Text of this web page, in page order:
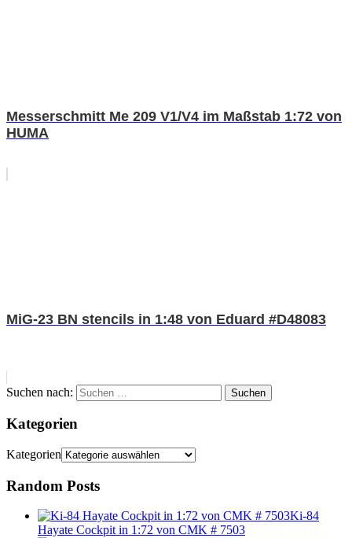
Messerschmitt Me 209 V1/V4 im Maßstab 1:72 von
HUMA
MiG-23 BN stencils in 1:48 von Eduard #D48083
Suchen nach: Suchen
Kategorien
Kategorien
Random Posts
Ki-84
Hayate Cockpit in 1:72 von CMK # 7503